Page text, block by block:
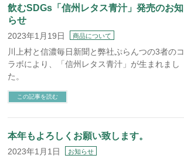
飲むSDGs「信州レタス青汁」発売のお知
らせ
2023年1月19日 商品について
川上村と信濃毎日新聞と弊社ぷらんつの3者のコ
ラボにより、「信州レタス青汁」が生まれまし
た。
この記事を読む
本年もよろしくお願い致します。
2023年1月1日 お知らせ